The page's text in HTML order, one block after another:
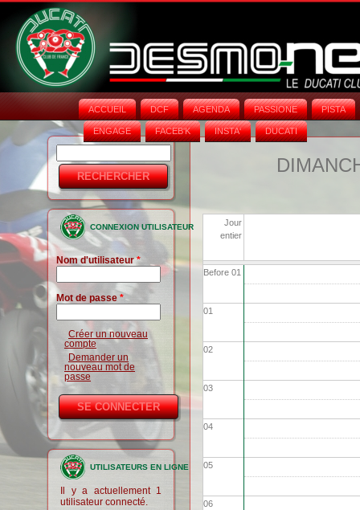
ACCUEIL DCF AGENDA PASSIONE PISTA
ENGAGE FACEB'K INSTA‘ DUCATI
Formulaire
de
recherche
CONNEXION UTILISATEUR
Nom d'utilisateur*
Mot de passe *
Créer un nouveau
compte
Demander un
nouveau mot de
passe
UTILISATEURS EN LIGNE
Il y a actuellement 1
utilisateur connecté.
Jour
entier
Before 01
01
02
03
04
05
06